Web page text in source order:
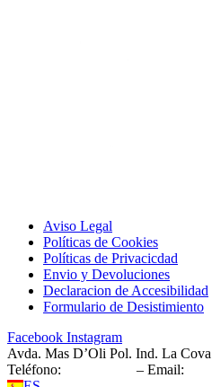
Aviso Legal
Políticas de Cookies
Políticas de Privacicdad
Envio y Devoluciones
Declaracion de Accesibilidad
Formulario de Desistimiento
Facebook Instagram
Avda. Mas D’Oli Pol. Ind. La
Teléfono:
– Email: